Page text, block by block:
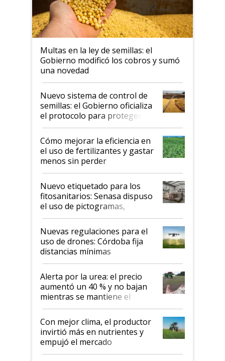
Multas en la ley de semillas: el
Gobierno modificó los cobros y sumó
una novedad
Nuevo sistema de control de
semillas: el Gobierno oficializa
el protocolo para proteger la
propiedad intelectual
Cómo mejorar la eficiencia en
el uso de fertilizantes y gastar
menos sin perder
productividad en la campaña
fina
Nuevo etiquetado para los
fitosanitarios: Senasa dispuso
el uso de pictogramas,
palabras de advertencia e
indicaciones
Nuevas regulaciones para el
uso de drones: Córdoba fija
distancias mínimas
Alerta por la urea: el precio
aumentó un 40 % y no bajan
mientras se mantiene el
conflicto en Medio Oriente
Con mejor clima, el productor
invirtió más en nutrientes y
empujó el mercado